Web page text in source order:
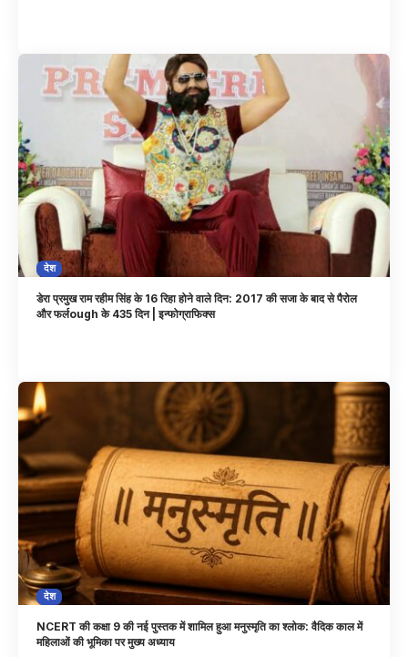
देश
डेरा प्रमुख राम रहीम सिंह के 16 रिहा होने वाले दिन: 2017 की सजा के बाद से पैरोल
और फर्लough के 435 दिन | इन्फोग्राफिक्स
देश
NCERT की कक्षा 9 की नई पुस्तक में शामिल हुआ मनुस्मृति का श्लोक: वैदिक काल में
महिलाओं की भूमिका पर मुख्य अध्याय